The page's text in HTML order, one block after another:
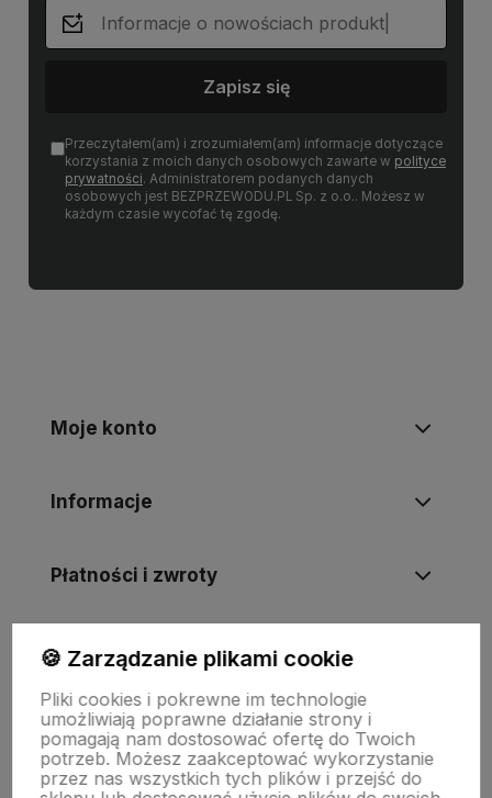
Zapisz się
Przeczytałem(am) i zrozumiałem(am) informacje dotyczące
korzystania z moich danych osobowych zawarte w polityce
prywatności. Administratorem podanych danych
osobowych jest BEZPRZEWODU.PL Sp. z o.o.. Możesz w
każdym czasie wycofać tę zgodę.
Moje konto
Informacje
Płatności i zwroty
Wsparcie
O nas
🍪 Zarządzanie plikami cookie
Pliki cookies i pokrewne im technologie
umożliwiają poprawne działanie strony i
pomagają nam dostosować ofertę do Twoich
potrzeb. Możesz zaakceptować wykorzystanie
przez nas wszystkich tych plików i przejść do